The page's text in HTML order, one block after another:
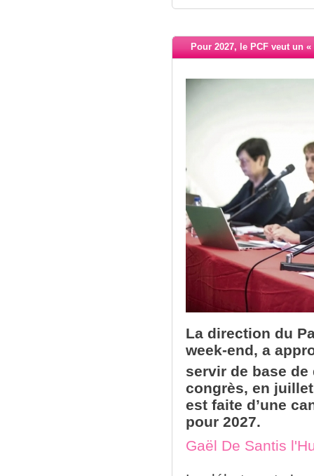
Pour 2027, le PCF veut un
La direction du
week-end, a
servir de base
congrès, en
est faite d’une
pour 2027.
Gaël De Santis